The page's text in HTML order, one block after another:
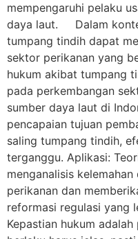
mempengaruhi pelaku
daya laut. Dalam
tumpang tindih dapat
sektor perikanan yang
hukum akibat tumpang
pada perkembangan
sumber daya laut di
pencapaian tujuan
saling tumpang tindih,
terganggu. Aplikasi:
menganalisis
perikanan dan
reformasi regulasi
Kepastian hukum